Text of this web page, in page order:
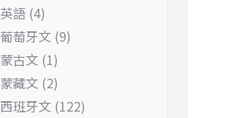
英語 (4)
葡萄牙文 (9)
蒙古文 (1)
蒙藏文 (2)
西班牙文 (122)